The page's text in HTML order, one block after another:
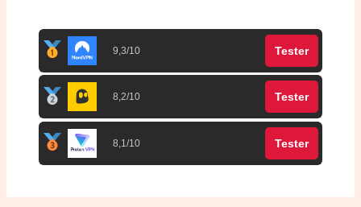
9,3/10 Tester
8,2/10 Tester
8,1/10 Tester